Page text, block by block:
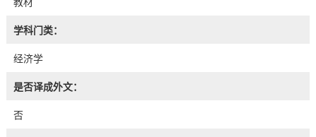
教材
学科门类：
经济学
是否译成外文：
否